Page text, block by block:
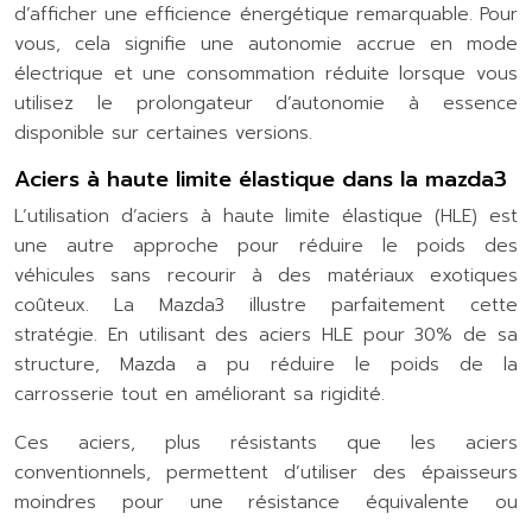
d’afficher une efficience énergétique remarquable. Pour
vous, cela signifie une autonomie accrue en mode
électrique et une consommation réduite lorsque vous
utilisez le prolongateur d’autonomie à essence
disponible sur certaines versions.
Aciers à haute limite élastique dans la mazda3
L’utilisation d’aciers à haute limite élastique (HLE) est
une autre approche pour réduire le poids des
véhicules sans recourir à des matériaux exotiques
coûteux. La Mazda3 illustre parfaitement cette
stratégie. En utilisant des aciers HLE pour 30% de sa
structure, Mazda a pu réduire le poids de la
carrosserie tout en améliorant sa rigidité.
Ces aciers, plus résistants que les aciers
conventionnels, permettent d’utiliser des épaisseurs
moindres pour une résistance équivalente ou